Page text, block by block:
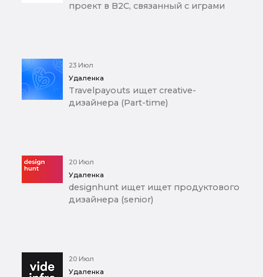
проект в B2C, связанный с играми
23 Июл
Удаленка
Travelpayouts ищет creative-
дизайнера (Part-time)
20 Июл
Удаленка
designhunt ищет ищет продуктового
дизайнера (senior)
20 Июл
Удаленка